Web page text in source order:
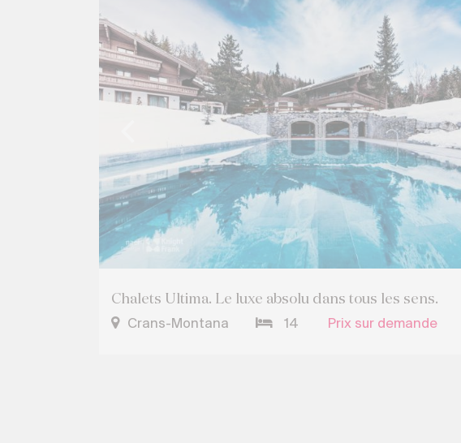
Chalets Ultima. Le luxe absolu dans tous les sens.
Crans-Montana 14 Prix sur demande